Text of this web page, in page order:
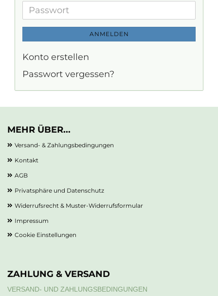
Adresse
Passwort
ANMELDEN
Konto erstellen
Passwort vergessen?
MEHR ÜBER...
Versand- & Zahlungsbedingungen
Kontakt
AGB
Privatsphäre und Datenschutz
Widerrufsrecht & Muster-Widerrufsformular
Impressum
Cookie Einstellungen
ZAHLUNG & VERSAND
VERSAND- UND ZAHLUNGSBEDINGUNGEN